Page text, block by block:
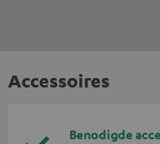
Accessoires
Benodigde